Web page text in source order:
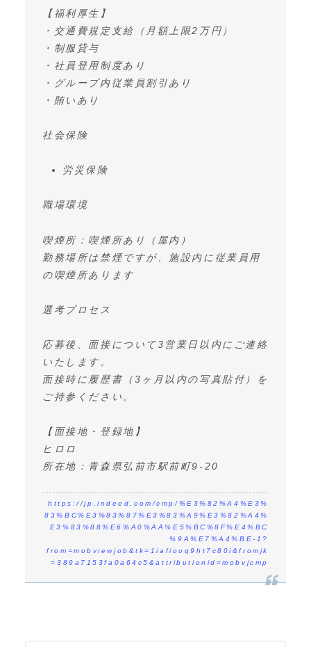
【福利厚生】
・交通費規定支給（月額上限2万円）
・制服貸与
・社員登用制度あり
・グループ内従業員割引あり
・賄いあり
社会保険
労災保険
職場環境
喫煙所：喫煙所あり（屋内）
勤務場所は禁煙ですが、施設内に従業員用
の喫煙所あります
選考プロセス
応募後、面接について3営業日以内にご連絡
いたします。
面接時に履歴書（3ヶ月以内の写真貼付）を
ご持参ください。
【面接地・登録地】
ヒロロ
所在地：青森県弘前市駅前町9-20
https://jp.indeed.com/cmp/%E3%82%A4%E3%
83%BC%E3%83%87%E3%83%A9%E3%82%A4%
E3%83%88%E6%A0%AA%E5%BC%8F%E4%BC
%9A%E7%A4%BE-1?
from=mobviewjob&tk=1iafiooq9ht7c80i&fromjk
=389a7153fa0a64c5&attributionid=mobvjcmp